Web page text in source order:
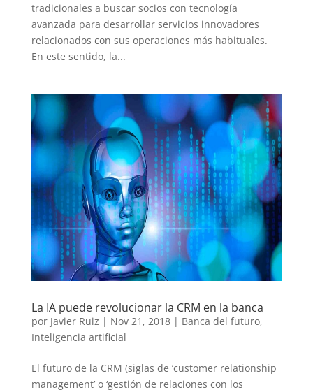
tradicionales a buscar socios con tecnología
avanzada para desarrollar servicios innovadores
relacionados con sus operaciones más habituales.
En este sentido, la...
La IA puede revolucionar la CRM en la banca
por Javier Ruiz | Nov 21, 2018| Banca del futuro,
Inteligencia artificial
El futuro de la CRM (siglas de ‘customer relationship
management’ o ‘gestión de relaciones con los